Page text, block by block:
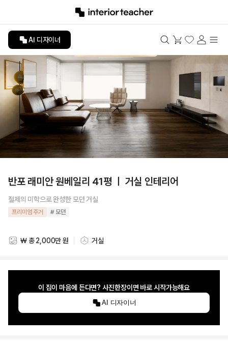
AI 디자이너
반포 래미안 원베일리 41평 ㅣ 거실 인테리어
절제의 미학으로 완성한 모던 거실
프리미엄 주거 # 모던
스타일링 비용
₩ 총 2,000만 원 스타일링 공간
거실
이 집이 마음에 든다면? 사진한장이면 바로 시작가능해요
AI 디자이너